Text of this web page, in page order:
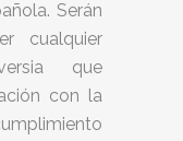
Serán
cualquier
que
con la